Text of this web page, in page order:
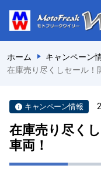
ホーム
キャンペーン
在庫売り尽くしセール！
キャンペーン情報
在庫売り尽く
車両！